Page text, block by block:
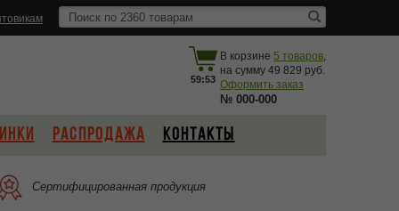
59:53
В корзине 5 товаров,
на сумму 49 829
Оформить заказ
№ 000-000
РАСПРОДАЖА КОНТАКТЫ
Сертифицированная продукция